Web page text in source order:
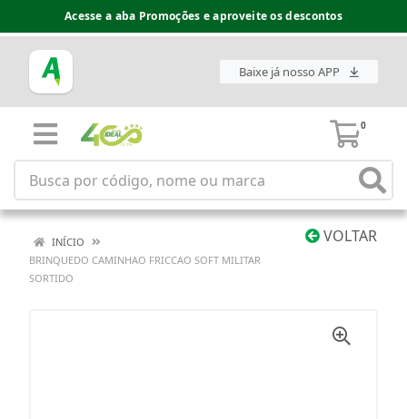
Acesse a aba Promoções e aproveite os descontos
Baixe já nosso APP
0
VOLTAR
INÍCIO
BRINQUEDO CAMINHAO FRICCAO SOFT MILITAR
SORTIDO